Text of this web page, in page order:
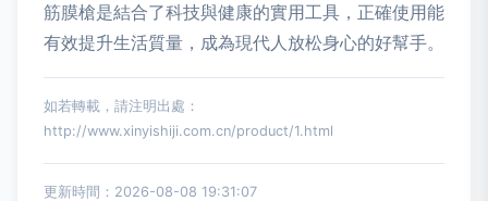
筋膜槍是結合了科技與健康的實用工具，正確使用能
有效提升生活質量，成為現代人放松身心的好幫手。
如若轉載，請注明出處：
http://www.xinyishiji.com.cn/product/1.html
更新時間：2026-08-08 19:31:07